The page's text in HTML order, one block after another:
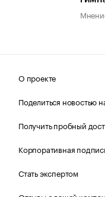
О проекте
Поделиться новостью
Получить пробный
Корпоративная
Стать экспертом